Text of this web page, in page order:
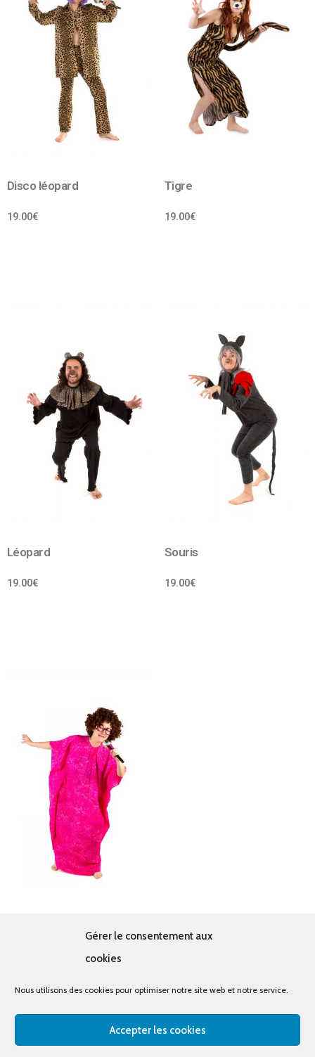
Gérer le consentement aux
cookies
Nous utilisons des cookies pour optimiser notre site web et notre service.
Accepter les cookies
Disco léopard
19.00€
Tigre
19.00€
Léopard
19.00€
Souris
19.00€
© tous droits réservés - La cabine à costumes x Bout